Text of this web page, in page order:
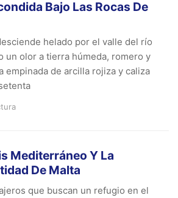
Bajo Las Rocas De
helado por el valle del río
un olor a tierra húmeda, romero y
empinada de arcilla rojiza y caliza
Mediterráneo Y La
De Malta
que buscan un refugio en el